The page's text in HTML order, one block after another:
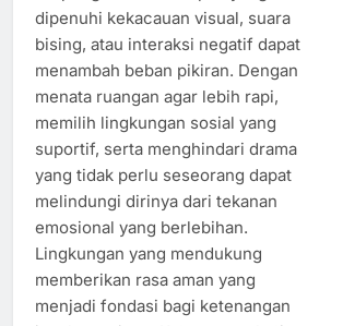
dipenuhi kekacauan visual, suara
bising, atau interaksi negatif dapat
menambah beban pikiran. Dengan
menata ruangan agar lebih rapi,
memilih lingkungan sosial yang
suportif, serta menghindari drama
yang tidak perlu seseorang dapat
melindungi dirinya dari tekanan
emosional yang berlebihan.
Lingkungan yang mendukung
memberikan rasa aman yang
menjadi fondasi bagi ketenangan